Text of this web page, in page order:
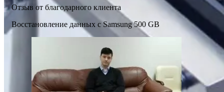
Отзыв от благодарного клиента
Восстановление данных с Samsung 500 GB